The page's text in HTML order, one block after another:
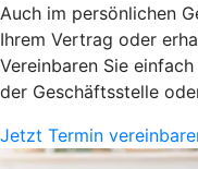
Auch im persönlichen
Ihrem Vertrag oder
Vereinbaren Sie
der Geschäftsstelle
Jetzt Termin